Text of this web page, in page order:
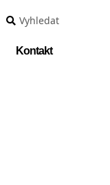
Vyhledat
Kontakt